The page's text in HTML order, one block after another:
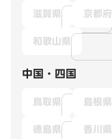
滋賀県 京都府
和歌山県
中国・四国
鳥取県 島根県
徳島県
香川県